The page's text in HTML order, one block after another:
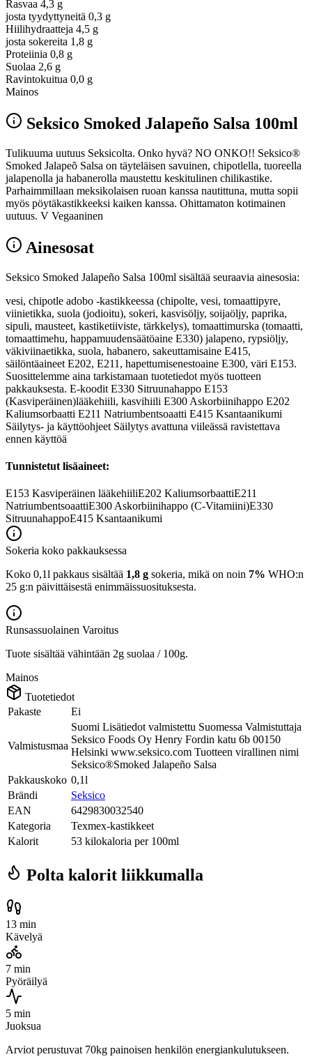
Rasvaa 4,3 g
josta tyydyttyneitä 0,3 g
Hiilihydraatteja 4,5 g
josta sokereita 1,8 g
Proteiinia 0,8 g
Suolaa 2,6 g
Ravintokuitua 0,0 g
Mainos
Seksico Smoked Jalapeño Salsa 100ml
Tulikuuma uutuus Seksicolta. Onko hyvä? NO ONKO!! Seksico®
Smoked Jalapeõ Salsa on täyteläisen savuinen, chipotlella, tuoreella
jalapenolla ja habanerolla maustettu keskitulinen chilikastike.
Parhaimmillaan meksikolaisen ruoan kanssa nautittuna, mutta sopii
myös pöytäkastikkeeksi kaiken kanssa. Ohittamaton kotimainen
uutuus. V Vegaaninen
Ainesosat
Seksico Smoked Jalapeño Salsa 100ml sisältää seuraavia ainesosia:
vesi, chipotle adobo -kastikkeessa (chipolte, vesi, tomaattipyre,
viinietikka, suola (jodioitu), sokeri, kasvisöljy, soijaöljy, paprika,
sipuli, mausteet, kastiketiiviste, tärkkelys), tomaattimurska (tomaatti,
tomaattimehu, happamuudensäätöaine E330) jalapeno, rypsiöljy,
väkiviinaetikka, suola, habanero, sakeuttamisaine E415,
säilöntäaineet E202, E211, hapettumisenestoaine E300, väri E153.
Suosittelemme aina tarkistamaan tuotetiedot myös tuotteen
pakkauksesta. E-koodit E330 Sitruunahappo E153
(Kasviperäinen)lääkehiili, kasvihiili E300 Askorbiinihappo E202
Kaliumsorbaatti E211 Natriumbentsoaatti E415 Ksantaanikumi
Säilytys- ja käyttöohjeet Säilytys avattuna viileässä ravistettava
ennen käyttöä
Tunnistetut lisäaineet:
E153 Kasviperäinen lääkehiiliE202 KaliumsorbaattiE211
NatriumbentsoaattiE300 Askorbiinihappo (C-Vitamiini)E330
SitruunahappoE415 Ksantaanikumi
Sokeria koko pakkauksessa
Koko 0,1l pakkaus sisältää 1,8 g sokeria, mikä on noin 7% WHO:n
25 g:n päivittäisestä enimmäissuosituksesta.
Runsassuolainen Varoitus
Tuote sisältää vähintään 2g suolaa / 100g.
Mainos
Tuotetiedot
Pakaste
Ei
Valmistusmaa
Suomi Lisätiedot valmistettu Suomessa Valmistuttaja
Seksico Foods Oy Henry Fordin katu 6b 00150
Helsinki www.seksico.com Tuotteen virallinen nimi
Seksico®Smoked Jalapeño Salsa
Pakkauskoko 0,1l
Brändi
Seksico
EAN
6429830032540
Kategoria
Texmex-kastikkeet
Kalorit
53 kilokaloria per 100ml
Polta kalorit liikkumalla
13 min
Kävelyä
7 min
Pyöräilyä
5 min
Juoksua
Arviot perustuvat 70kg painoisen henkilön energiankulutukseen.